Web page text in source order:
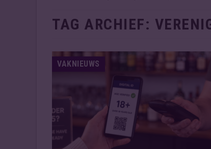
TAG ARCHIEF:
VAKNIEUWS